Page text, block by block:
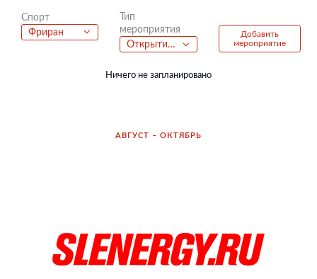
Спорт
Фриран
Тип
мероприятия
Открытие велосезона
Добавить
мероприятие
Ничего не запланировано
АВГУСТ – ОКТЯБРЬ